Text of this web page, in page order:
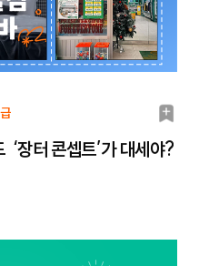
북
마
장터 콘셉트’가 대세야?